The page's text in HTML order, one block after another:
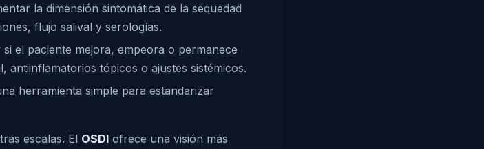
la dimensión sintomática de la sequedad
flujo salival y serologías.
si el paciente mejora, empeora o permanece
antiinflamatorios tópicos o ajustes sistémicos.
herramienta simple para estandarizar
escalas. El OSDI ofrece una visión más